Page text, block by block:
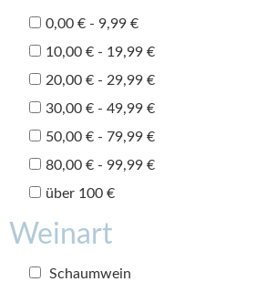
0,00 € - 9,99 €
10,00 € - 19,99 €
20,00 € - 29,99 €
30,00 € - 49,99 €
50,00 € - 79,99 €
80,00 € - 99,99 €
über 100 €
Weinart
Schaumwein